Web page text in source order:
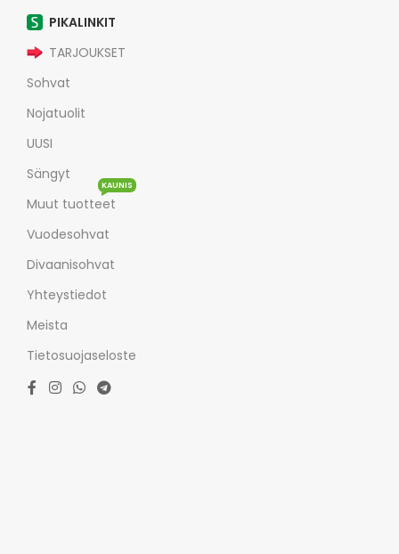
PIKALINKIT
TARJOUKSET
Sohvat
Nojatuolit
UUSI
Sängyt
Muut tuotteet
KAUNIS
Vuodesohvat
Divaanisohvat
Yhteystiedot
Meista
Tietosuojaseloste